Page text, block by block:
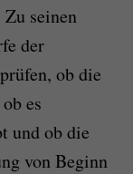
seinen
der
ob die
es
und ob die
von Beginn